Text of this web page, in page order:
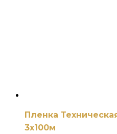
Пленка
3х100м